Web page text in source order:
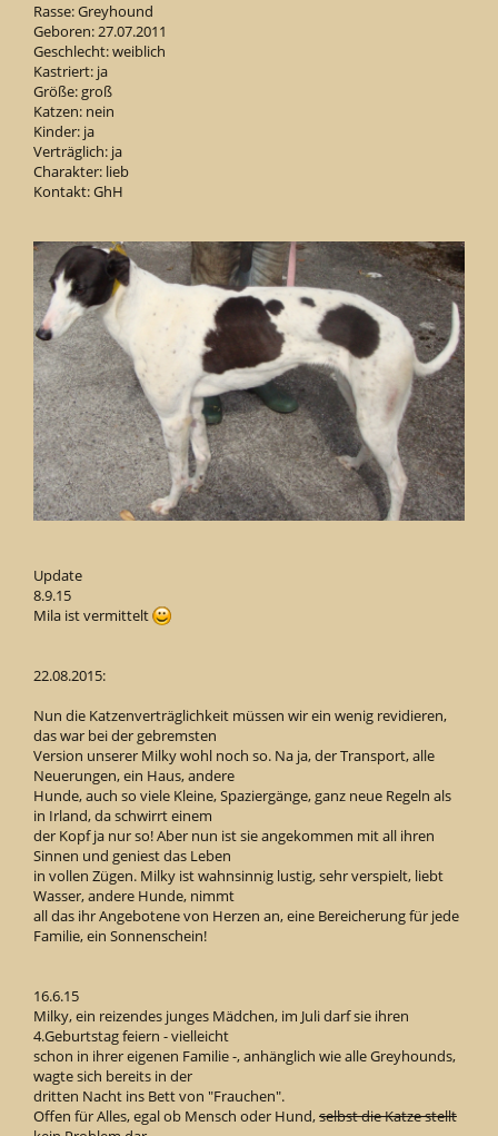
Rasse: Greyhound
Geboren: 27.07.2011
Geschlecht: weiblich
Kastriert: ja
Größe: groß
Katzen: nein
Kinder: ja
Verträglich: ja
Charakter: lieb
Kontakt: GhH
Update
8.9.15
Mila ist vermittelt
22.08.2015:
Nun die Katzenverträglichkeit müssen wir ein wenig revidieren,
das war bei der gebremsten
Version unserer Milky wohl noch so. Na ja, der Transport, alle
Neuerungen, ein Haus, andere
Hunde, auch so viele Kleine, Spaziergänge, ganz neue Regeln als
in Irland, da schwirrt einem
der Kopf ja nur so! Aber nun ist sie angekommen mit all ihren
Sinnen und geniest das Leben
in vollen Zügen. Milky ist wahnsinnig lustig, sehr verspielt, liebt
Wasser, andere Hunde, nimmt
all das ihr Angebotene von Herzen an, eine Bereicherung für jede
Familie, ein Sonnenschein!
16.6.15
Milky, ein reizendes junges Mädchen, im Juli darf sie ihren
4.Geburtstag feiern - vielleicht
schon in ihrer eigenen Familie -, anhänglich wie alle Greyhounds,
wagte sich bereits in der
dritten Nacht ins Bett von "Frauchen".
Offen für Alles, egal ob Mensch oder Hund,selbst die Katze stellt